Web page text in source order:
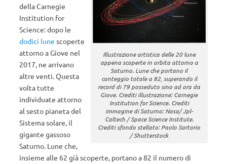
Illustrazione artistica delle 20 lune
appena scoperte in orbita attorno a
Saturno. Lune che portano il
conteggio totale a 82, superando il
record di 79 posseduto sino ad ora da
Giove. Crediti illustrazione: Carnegie
Institution for Science. Crediti
immagine di Saturno: Nasa/ Jpl-
Caltech / Space Science Institute.
Crediti sfondo stellato: Paolo Sartorio
/ Shutterstock
della Carnegie
Institution for
Science: dopo le
dodici lune scoperte
attorno a Giove nel
2017, ne arrivano
altre venti. Questa
volta tutte
individuate attorno
al sesto pianeta del
Sistema solare, il
gigante gassoso
Saturno. Lune che,
insieme alle 62 già scoperte, portano a 82 il numero di